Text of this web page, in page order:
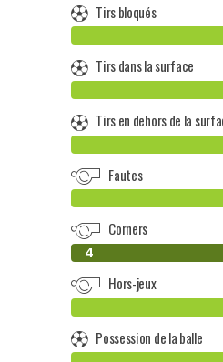
Tirs bloqués
Tirs dans la surface
Tirs en dehors de la
Fautes
Corners
0
4
Hors-jeux
Possession de la balle